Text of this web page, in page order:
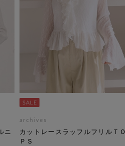
ニ
archives
カットレースラッフルフリルＴＯ
ＰＳ